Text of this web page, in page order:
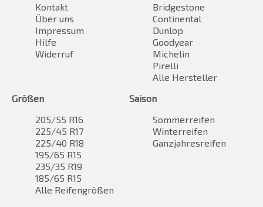
Kontakt
Über uns
Impressum
Hilfe
Widerruf
Bridgestone
Continental
Dunlop
Goodyear
Michelin
Pirelli
Alle Hersteller
Größen
205/55 R16
225/45 R17
225/40 R18
195/65 R15
235/35 R19
185/65 R15
Alle Reifengrößen
Saison
Sommerreifen
Winterreifen
Ganzjahresreifen